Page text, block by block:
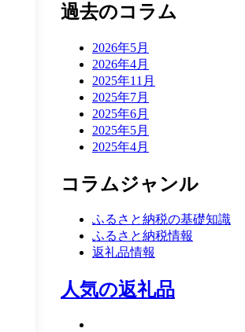
過去のコラム
2026年5月
2026年4月
2025年11月
2025年7月
2025年6月
2025年5月
2025年4月
コラムジャンル
ふるさと納税の基礎知識
ふるさと納税情報
返礼品情報
人気の返礼品